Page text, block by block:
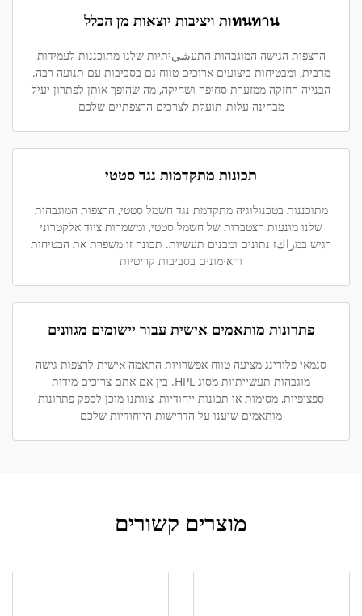
ทนทานות ויציבות יוצאות מן הכלל
הרצפות הגישה המוגבהות התעشيיתיות שלנו מתוכננות לעמידות
מרבית, ומבטיחות ביצועים ארוכים טווח גם בסביבות עם תנועה רבה.
הבנייה החזקה ממזערת סחיפה ושחיקה, מה שהופך אותן לפתרון יעיל
מבחינה עלות-תועלת לצרכים הרצפתיים שלכם
תכונות מתקדמות נגד סטטי
מתוכננות בטכנולוגיה מתקדמת נגד חשמל סטטי, הרצפות המוגבהות
שלנו מונעות הצטברות של חשמל סטטי, ומשמרות ציוד אלקטרוני
רגיש במراكז נתונים ומבנים תעשיות. תכונה זו משפרת את הבטיחות
והאימונים בסביבות קריטיות
פתרונות מותאמים אישית עבור יישומים מגוונים
סנמאי פלורינג מציעה טווח אפשרויות התאמה אישית לרצפות גישה
מוגבהות תעשייתיות מסוג HPL. בין אם אתם צריכים מידות
ספציפיות, מסימות או תכונות ייחודיות, צוותנו מוכן לספק פתרונות
מותאמים שיענו על הדרישות הייחודיות שלכם
מוצרים קשורים